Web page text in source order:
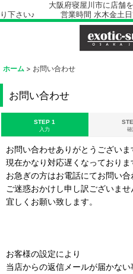
大阪府寝屋川市に店舗をオー
り下さい♪ 営業時間 水木金土日
ホーム > お問い合わせ
お問い合わせ
STEP 1
入力
お問い合わせありがとうございま
現在かなり対応遅くなっておりま
お急ぎの方はお電話にてお問い合
ご迷惑おかけし申し訳ございませ
宜しくお願い致します。
お客様の設定により
当店からの返信メールが届かない